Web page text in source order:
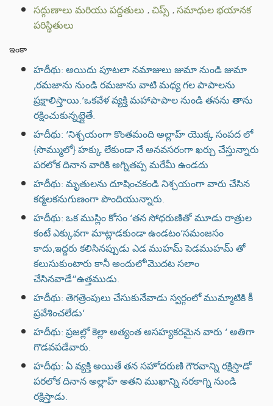
సద్గుణాలు మరియు పద్దతులు .చిప్స్.సమాధుల భయానక
పరిస్థితులు
ఇంకా
హదీథు: అయిదు పూటలా నమాజులు జుమా నుండి జుమా
,రమజాను నుండి రమజాను వాటి మధ్య గల పాపాలను
ప్రక్షాలిస్తాయి.‘ఒకవేళ వ్యక్తి మహాపాపాల నుండి తనను తాను
రక్షించుకున్నట్లైతే.
హదీథు: ‘నిశ్చయంగా కొంతమంది అల్లాహ్ యొక్క సంపద లో
{సొమ్ములో} హక్కు లేకుండా నే అనవసరంగా ఖర్చు చేస్తున్నారు
పరలోక దినాన వారికి అగ్నితప్ప మరేమీ ఉండదు
హదీథు: మృతులను దూషించకండి నిశ్చయంగా వారు చేసిన
కర్మలకనుగుణంగా పొందియున్నారు.
హదీథు: ఒక ముస్లిం కోసం ‘తన సోధరుణితో మూడు రాత్రుల
కంటే ఎక్కువగా మాట్లాడకుండా ఉండటం‘సమంజసం
కాదు,ఇద్దరు కలిసినప్పుడు ఎడ ముహమ్ పెడముహమ్ తో
కలుసుకుంటారు కానీ అందులో'మొదట సలాం
చేసినవాడే”ఉత్తముడు.
హదీథు: తెగత్రెంపులు చేసుకునేవాడు స్వర్గంలో ముమ్మాటికి కీ
ప్రవేశించలేడు’
హదీథు: ప్రజల్లో కెల్లా అత్యంత అసహ్యకరమైన వారు ‘ అతిగా
గొడవపడేవారు.
హదీథు: ఏ వ్యక్తి అయితే తన సహోదరుణి గౌరవాన్ని రక్షిస్తాడో
పరలోక దినాన అల్లాహ్ అతని ముఖాన్ని నరకాగ్ని నుండి
రక్షిస్తాడు.